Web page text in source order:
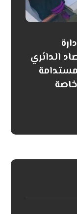
الدائري